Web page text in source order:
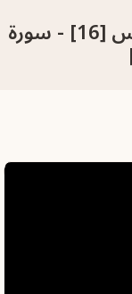
التعليق على تفسير الطبري الدرس [16] - سورة